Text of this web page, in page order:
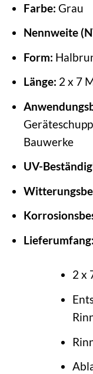
Farbe: Grau
Nennweite
Form:
Länge: 2 x 7
Bauwerke
UV-
Lieferumfang:
2 x